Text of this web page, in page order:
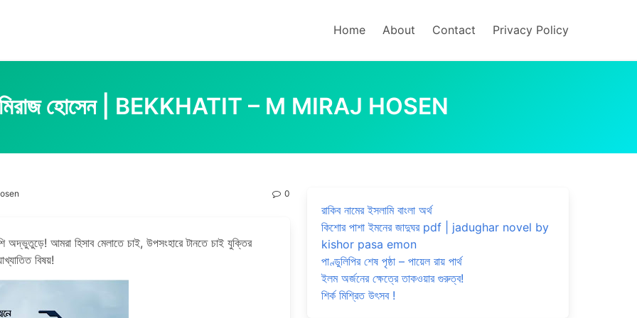
Home About Contact Privacy Policy
মিরাজ হোসেন | BEKKHATIT – M MIRAJ HOSEN
0
আমরা হিসাব মেলাতে চাই, উপসংহারে টানতে চাই যুক্তির
বিষয়!
রাকিব নামের ইসলামি বাংলা অর্থ
কিশোর পাশা ইমনের জাদুঘর pdf | jadughar novel by
kishor pasa emon
পাণ্ডুলিপির শেষ পৃষ্ঠা – পায়েল রায় পার্থ
ইলম অর্জনের ক্ষেত্রে তাকওয়ার গুরুত্ব!
শির্ক মিশ্রিত উৎসব !